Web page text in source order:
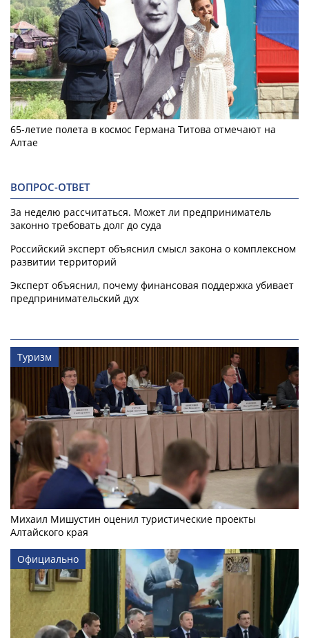
65-летие полета в космос Германа Титова отмечают на
Алтае
ВОПРОС-ОТВЕТ
За неделю рассчитаться. Может ли предприниматель
законно требовать долг до суда
Российский эксперт объяснил смысл закона о комплексном
развитии территорий
Эксперт объяснил, почему финансовая поддержка убивает
предпринимательский дух
Туризм
Михаил Мишустин оценил туристические проекты
Алтайского края
Официально